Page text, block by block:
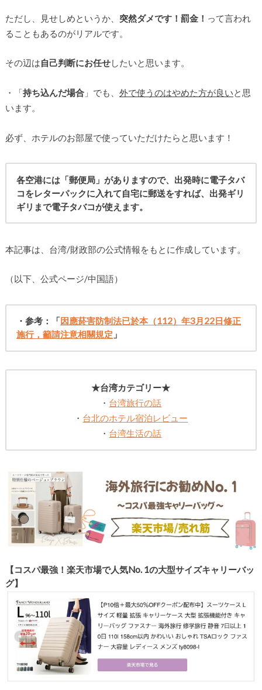
ただし、見せしめというか、 突然ダメです！罰金！ って言われ
ることもあるのがリアルです。
その辺は自己判断にお任せしたいと思います。
・「持ち込んだ場合」でも、 外で使うのはやめた方が良いと思
います。
必ず、ホテルのお部屋で使っていただけたらと思います！
各空港には「郵便局」がありますので、出発時に電子タバ
コをレターパックに入れて自宅に郵送をすれば、出発ギリ
ギリまで電子タバコが使えます。
本記事は、台湾/財政部の公式情報をもとに作成しています。
（以下、公式ページ/中国語）
・参考：「因應菸害防制法已於本（112）年3月22日修正
施行，籲請注意相關規定 」
★台湾カテゴリー★
・ 台湾旅行の話
・ 台北のホテル宿泊レビュー
・ 台湾生活の話
【コスパ最強！楽天市場で人気No. 1の大型サイズキャリーバッ
グ】